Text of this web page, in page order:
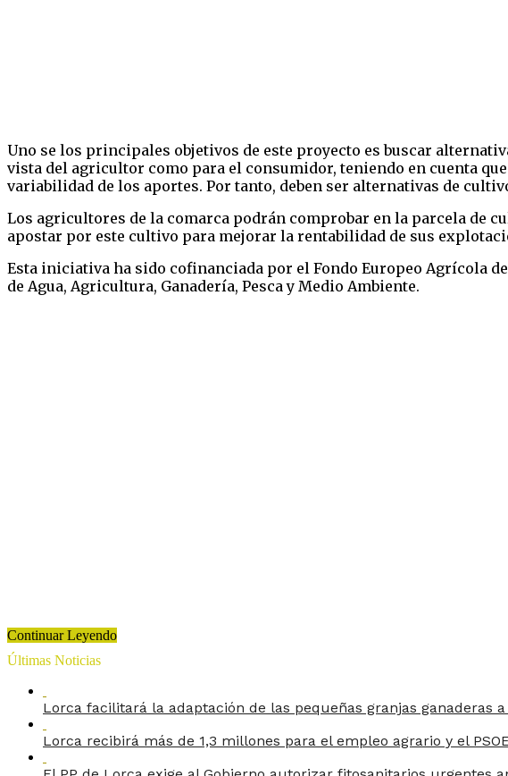
Uno se los principales objetivos de este proyecto es buscar
vista del agricultor como para el consumidor, teniendo en cuenta
variabilidad de los aportes. Por tanto, deben ser alternativas de
Los agricultores de la comarca podrán comprobar en la parcela de
apostar por este cultivo para mejorar la rentabilidad de sus
Esta iniciativa ha sido cofinanciada por el Fondo Europeo Agrícola
de Agua, Agricultura, Ganadería, Pesca y Medio Ambiente.
Continuar Leyendo
Últimas Noticias
Lorca facilitará la adaptación de las pequeñas granjas ganaderas
Lorca recibirá más de 1,3 millones para el empleo agrario y el